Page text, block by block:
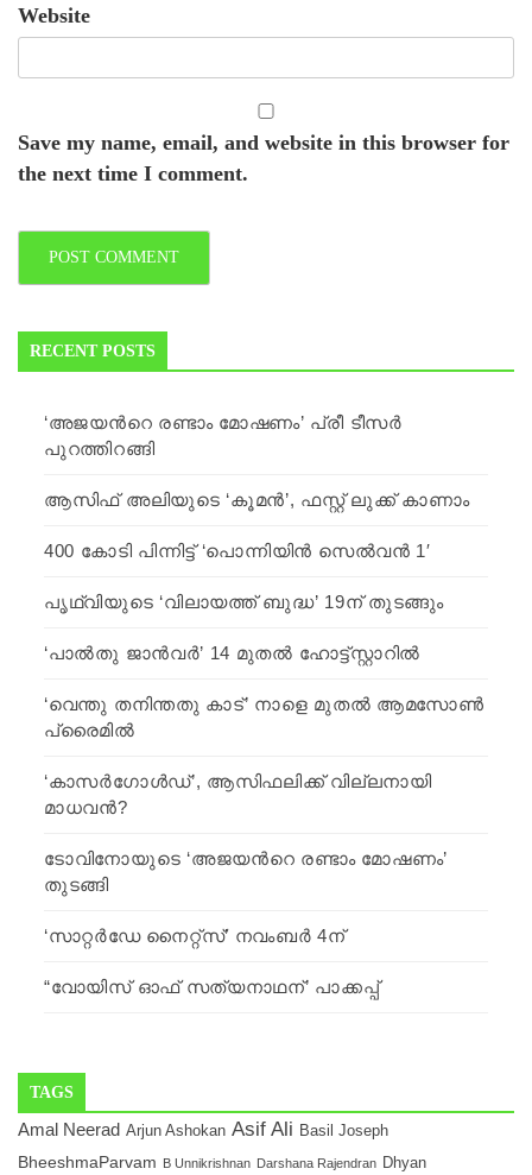
Website
Save my name, email, and website in this browser for
the next time I comment.
RECENT POSTS
‘അജയന്‍റെ രണ്ടാം മോഷണം’ പ്രീ ടീസര്‍
പുറത്തിറങ്ങി
ആസിഫ് അലിയുടെ ‘കൂമന്‍’, ഫസ്റ്റ് ലുക്ക് കാണാം
400 കോടി പിന്നിട്ട് ‘പൊന്നിയിന്‍ സെൽവന്‍ 1′
പൃഥ്വിയുടെ ‘വിലായത്ത് ബുദ്ധ’ 19ന് തുടങ്ങും
‘പാല്‍തു ജാന്‍വര്‍’ 14 മുതല്‍ ഹോട്ട്സ്റ്റാറില്‍
‘വെന്തു തനിന്തതു കാട്’ നാളെ മുതല്‍ ആമസോണ്‍
പ്രൈമില്‍
‘കാസർഗോൾഡ്’, ആസിഫലിക്ക് വില്ലനായി
മാധവന്‍?
ടോവിനോയുടെ ‘അജയന്‍റെ രണ്ടാം മോഷണം’
തുടങ്ങി
‘സാറ്റര്‍ഡേ നൈറ്റ്സ്’ നവംബര്‍ 4ന്
“വോയിസ് ഓഫ് സത്യനാഥന്’ പാക്കപ്പ്
TAGS
Amal Neerad Arjun Ashokan Asif Ali Basil Joseph
BheeshmaParvam B Unnikrishnan Darshana Rajendran Dhyan